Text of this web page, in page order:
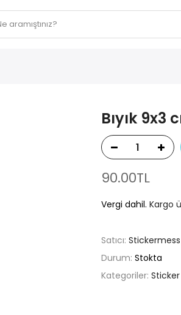
Bıyık 9x3
90.00TL
Vergi dahil. Kargo
Satıcı: Stickermess
Durum: Stokta
Kategoriler: Sticker